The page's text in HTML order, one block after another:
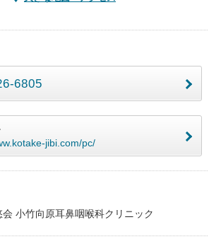
6805
jibi.com/pc/
小竹向原耳鼻咽喉科クリニック